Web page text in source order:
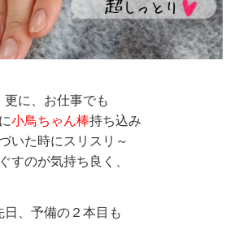
更に、お仕事でも
小鳥ちゃん棒持ち込み
いた時にスリスリ～
すのが気持ち良く、
日、予備の２本目も